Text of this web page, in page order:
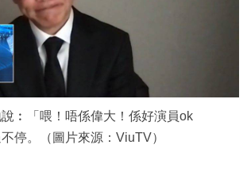
︰「喂！唔係偉大！係好演員ok
停。（圖片來源：ViuTV）